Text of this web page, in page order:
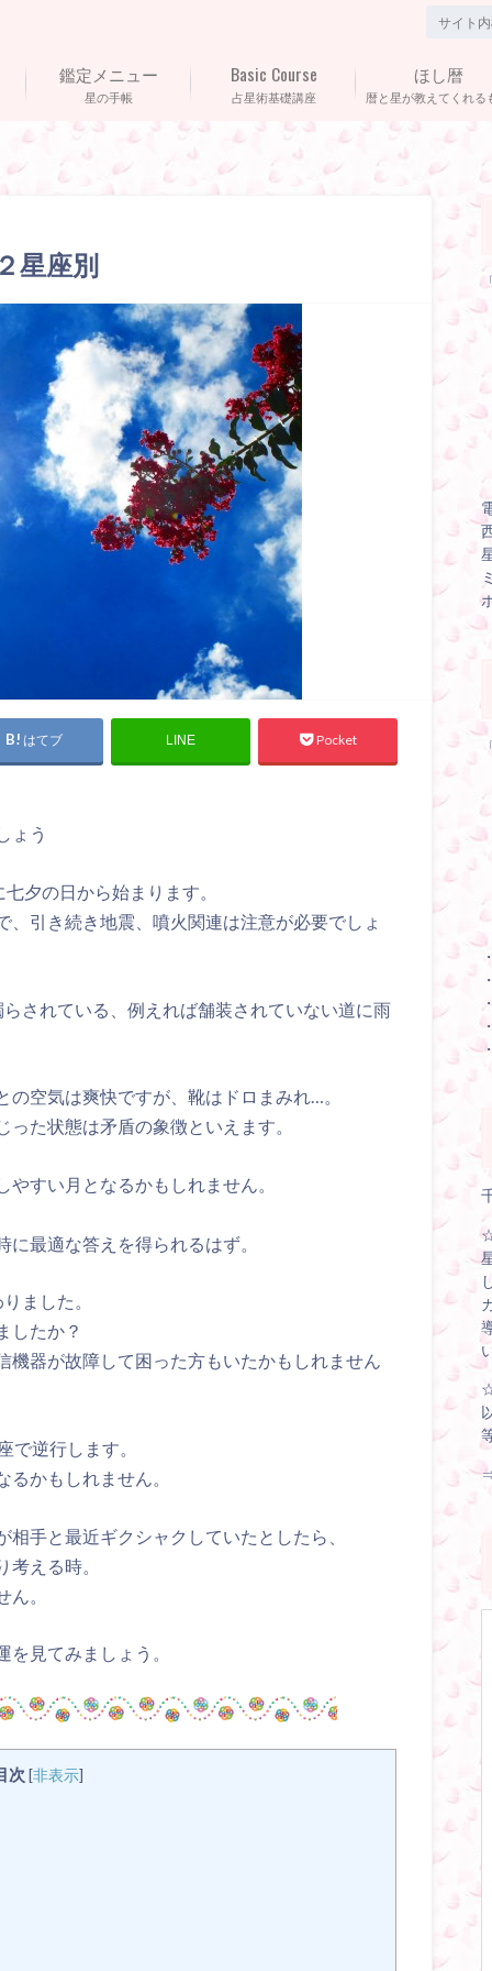
星の手帳
鑑定メニュー
占星術基礎講座
Basic Course
暦と星が教えてくれる
ほし暦
星座別
はてブ LINE Pocket
ょう
夕の日から始まります。
引き続き地震、噴火関連は注意が必要でしょ
されている、例えれば舗装されていない道に雨
空気は爽快ですが、靴はドロまみれ…。
た状態は矛盾の象徴といえます。
すい月となるかもしれません。
最適な答えを得られるはず。
ました。
したか？
機器が故障して困った方もいたかもしれません
で逆行します。
かもしれません。
手と最近ギクシャクしていたとしたら、
える時。
。
見てみましょう。
次 [非表示]